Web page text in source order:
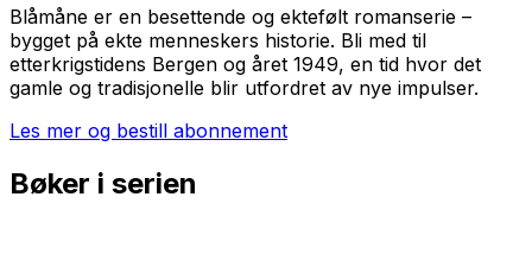
Blåmåne er en besettende og ektefølt romanserie –
bygget på ekte menneskers historie. Bli med til
etterkrigstidens Bergen og året 1949, en tid hvor det
gamle og tradisjonelle blir utfordret av nye impulser.
Les mer og bestill abonnement
Bøker i serien